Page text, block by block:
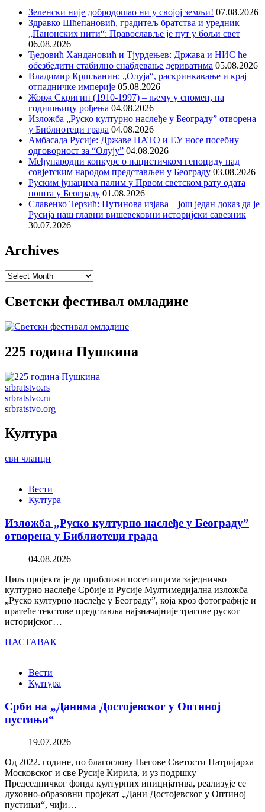
Зеленски није добродошао ни у својој земљи! 07.08.2026
Здравко Шћепановић, градитељ братства и уредник
„Панонских нити“: Православље је пут у бољи свет
06.08.2026
Ђедовић Хандановић и Тјурдењев: Држава и НИС ће
обезбедити стабилно снабдевање дериватима 05.08.2026
Владимир Кршљанин: „Олуја“, раскринкавање и крај
отпадничке империје 05.08.2026
Жорж Скригин (1910-1997) – њему у спомен, на
годишњицу рођења 04.08.2026
Изложба „Руско културно наслеђе у Београду” отворена
у Библиотеци града 04.08.2026
Амбасада Русије: Државе НАТО и ЕУ носе посебну
одговорност за “Олују” 04.08.2026
Међународни конкурс о нацистичком геноциду над
совјетским народом представљен у Београду 03.08.2026
Руским јунацима палим у Првом светском рату одата
пошта у Београду 01.08.2026
Славенко Терзић: Путинова изјава – још један доказ да је
Русија наш главни вишевековни историјски савезник
30.07.2026
Archives
Archives
Светски фестивал омладине
225 година Пушкина
srbratstvo.rs
srbratstvo.ru
srbratstvo.org
Култура
сви чланци
Вести
Култура
Изложба „Руско културно наслеђе у Београду”
отворена у Библиотеци града
04.08.2026
Циљ пројекта је да приближи посетиоцима заједничко
културно наслеђе Србије и Русије Мултимедијална изложба
„Руско културно наслеђе у Београду”, која кроз фотографије и
пратеће текстове представља најзначајније трагове руског
историјског…
НАСТАВАК
Вести
Култура
Срби на „Данима Достојевског у Оптиној
пустињи“
19.07.2026
Од 2022. године, по благослову Његове Светости Патријарха
Московског и све Русије Кирила, и уз подршку
Председничког фонда културних иницијатива, реализује се
духовно-образовни пројекат „Дани Достојевског у Оптиној
пустињи“, чији…